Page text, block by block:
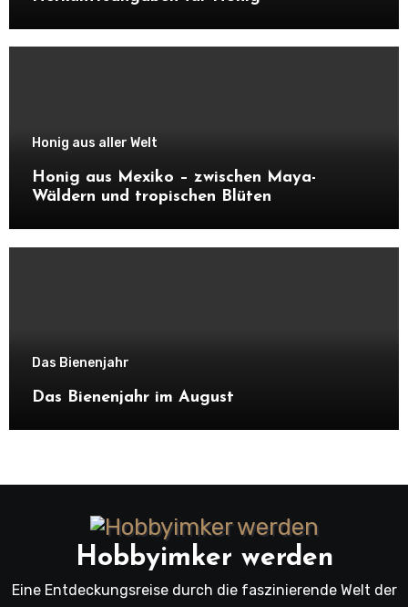
Honig aus aller Welt
Honig aus Mexiko – zwischen Maya-
Wäldern und tropischen Blüten
Das Bienenjahr
Das Bienenjahr im August
Hobbyimker werden
Eine Entdeckungsreise durch die faszinierende Welt der